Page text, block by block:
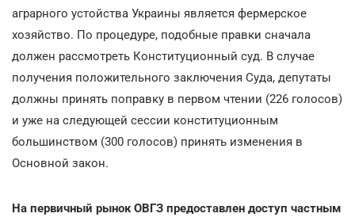
аграрного устойства Украины является фермерское
хозяйство. По процедуре, подобные правки сначала
должен рассмотреть Конституционный суд. В случае
получения положительного заключения Суда, депутаты
должны принять поправку в первом чтении (226 голосов)
и уже на следующей сессии конституционным
большинством (300 голосов) принять изменения в
Основной закон.
На первичный рынок ОВГЗ предоставлен доступ частным